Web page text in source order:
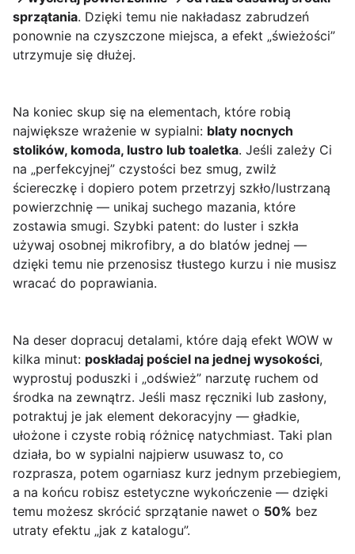
sprzątania. Dzięki temu nie nakładasz zabrudzeń
ponownie na czyszczone miejsca, a efekt „świeżości”
utrzymuje się dłużej.
Na koniec skup się na elementach, które robią
największe wrażenie w sypialni: blaty nocnych
stolików, komoda, lustro lub toaletka. Jeśli zależy Ci
na „perfekcyjnej” czystości bez smug, zwilż
ściereczkę i dopiero potem przetrzyj szkło/lustrzaną
powierzchnię — unikaj suchego mazania, które
zostawia smugi. Szybki patent: do luster i szkła
używaj osobnej mikrofibry, a do blatów jednej —
dzięki temu nie przenosisz tłustego kurzu i nie musisz
wracać do poprawiania.
Na deser dopracuj detalami, które dają efekt WOW w
kilka minut: poskładaj pościel na jednej wysokości,
wyprostuj poduszki i „odśwież” narzutę ruchem od
środka na zewnątrz. Jeśli masz ręczniki lub zasłony,
potraktuj je jak element dekoracyjny — gładkie,
ułożone i czyste robią różnicę natychmiast. Taki plan
działa, bo w sypialni najpierw usuwasz to, co
rozprasza, potem ogarniasz kurz jednym przebiegiem,
a na końcu robisz estetyczne wykończenie — dzięki
temu możesz skrócić sprzątanie nawet o 50% bez
utraty efektu „jak z katalogu”.